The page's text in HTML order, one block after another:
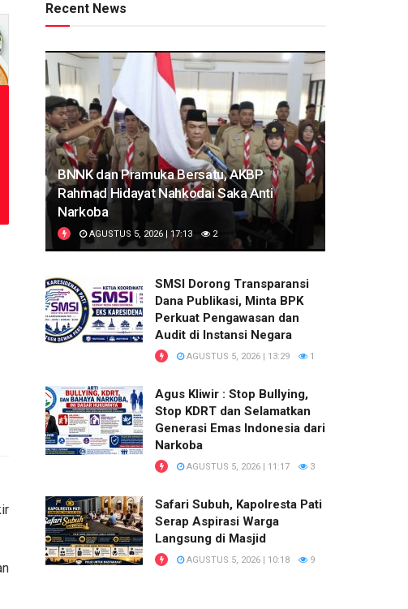
Recent News
BNNK dan Pramuka Bersatu, AKBP
Rahmad Hidayat Nahkodai Saka Anti
Narkoba
AGUSTUS 5, 2026 | 17:13 2
SMSI Dorong Transparansi
Dana Publikasi, Minta BPK
Perkuat Pengawasan dan
Audit di Instansi Negara
AGUSTUS 5, 2026 | 13:29 1
Agus Kliwir : Stop Bullying,
Stop KDRT dan Selamatkan
Generasi Emas Indonesia dari
Narkoba
AGUSTUS 5, 2026 | 11:17 3
Safari Subuh, Kapolresta Pati
Serap Aspirasi Warga
Langsung di Masjid
AGUSTUS 5, 2026 | 10:18 9